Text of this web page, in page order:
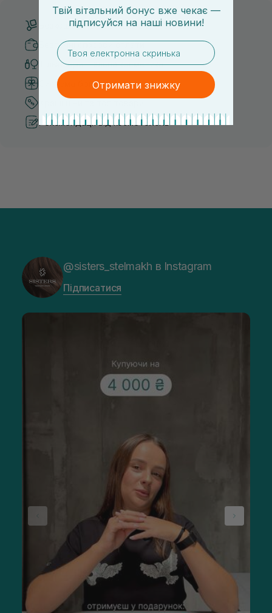
Безкоштовна доставка від 3000 UAH
Безпечні способи оплати
Тільки оригінальна косметика
Система бонусів та лояльності
Рекомендації від косметологів
@sisters_stelmakh в Instagram
Підписатися
Твій вітальний бонус вже чекає —
підписуйся на наші новини!
email
Отримати знижку